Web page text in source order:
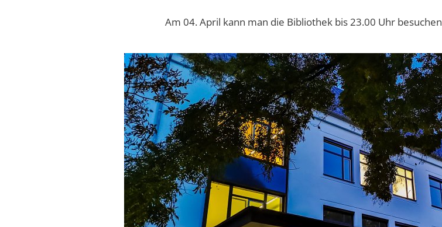
Am 04. April kann man die Bibliothek bis 23.00 Uhr besuchen